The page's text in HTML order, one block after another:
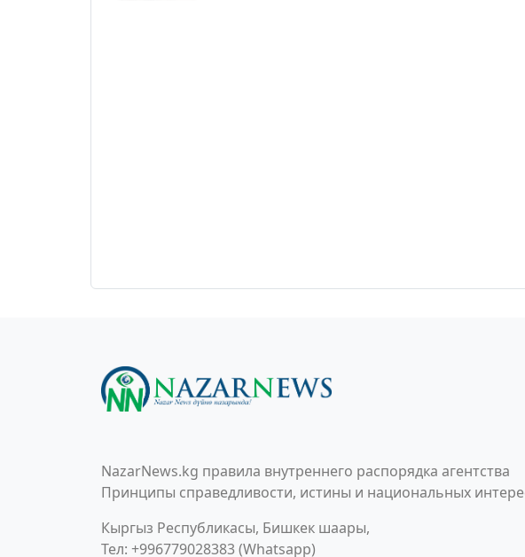
NazarNews.kg правила внутреннего распорядка агентства
Принципы справедливости, истины и национальных
Кыргыз Республикасы, Бишкек шаары,
Тел: +996779028383 (Whatsapp)